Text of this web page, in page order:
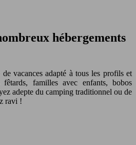
hébergements
vacances adapté à tous les profils et
familles avec enfants, bobos
adepte du camping traditionnel ou de
ravi !